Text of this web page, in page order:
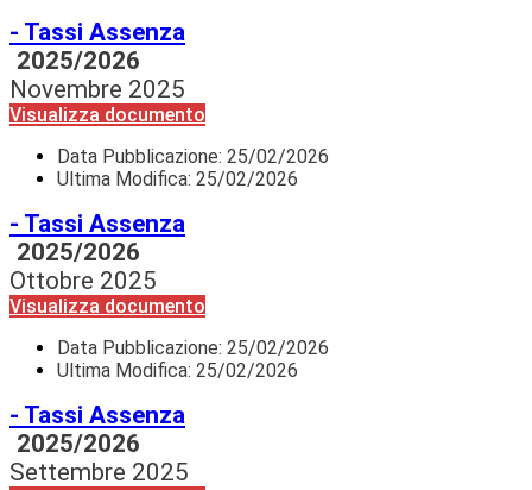
- Tassi Assenza
2025/2026
Novembre 2025
Visualizza documento
Data Pubblicazione: 25/02/2026
Ultima Modifica: 25/02/2026
- Tassi Assenza
2025/2026
Ottobre 2025
Visualizza documento
Data Pubblicazione: 25/02/2026
Ultima Modifica: 25/02/2026
- Tassi Assenza
2025/2026
Settembre 2025